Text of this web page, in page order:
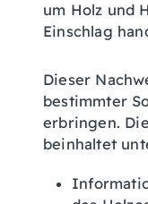
um Holz und
Einschlag
Dieser
bestimmter
erbringen.
beinhaltet